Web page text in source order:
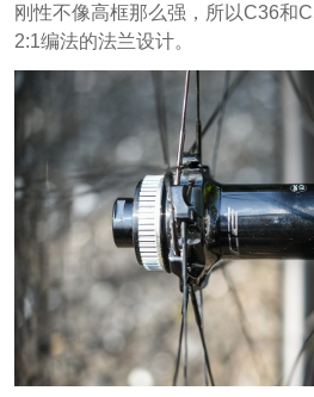
刚性不像高框那么强，所以C36和
2:1编法的法兰设计。